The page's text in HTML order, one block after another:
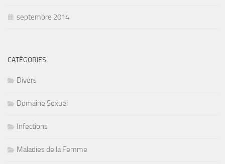
septembre 2014
CATÉGORIES
Divers
Domaine Sexuel
Infections
Maladies de la Femme